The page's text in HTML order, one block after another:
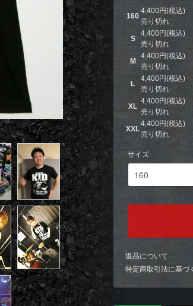
160
4,400円(税込)
売り切れ
S
4,400円(税込)
売り切れ
M
4,400円(税込)
売り切れ
L
4,400円(税込)
売り切れ
XL
4,400円(税込)
売り切れ
XXL
4,400円(税込)
売り切れ
サイズ
返品について
特定商取引法に基づ